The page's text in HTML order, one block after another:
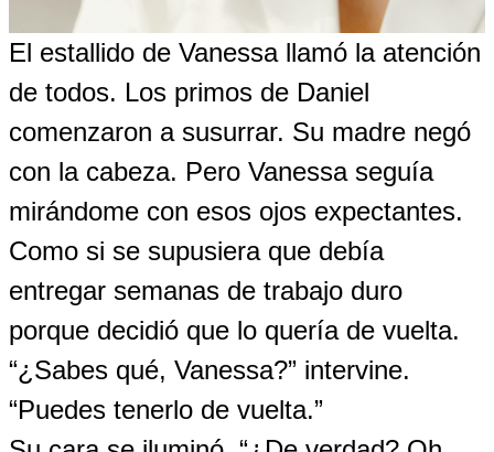
El estallido de Vanessa llamó la atención
de todos. Los primos de Daniel
comenzaron a susurrar. Su madre negó
con la cabeza. Pero Vanessa seguía
mirándome con esos ojos expectantes.
Como si se supusiera que debía
entregar semanas de trabajo duro
porque decidió que lo quería de vuelta.
“¿Sabes qué, Vanessa?” intervine.
“Puedes tenerlo de vuelta.”